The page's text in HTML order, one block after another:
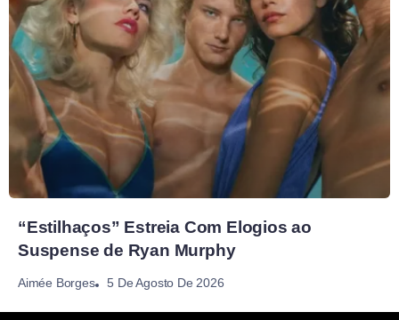
“Estilhaços” Estreia Com Elogios ao
Suspense de Ryan Murphy
Aimée Borges 5 De Agosto De 2026